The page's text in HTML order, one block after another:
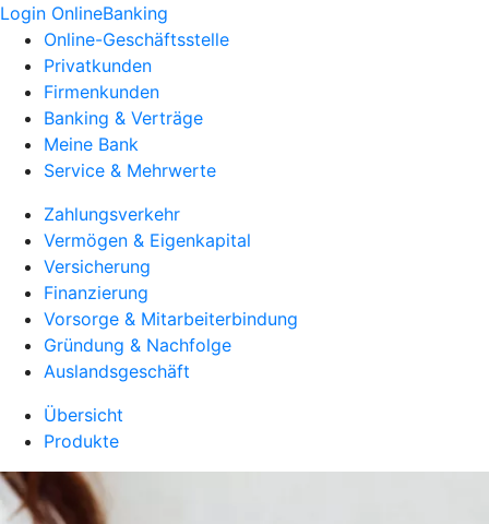
Login OnlineBanking
Online-Geschäftsstelle
Privatkunden
Firmenkunden
Banking & Verträge
Meine Bank
Service & Mehrwerte
Zahlungsverkehr
Vermögen & Eigenkapital
Versicherung
Finanzierung
Vorsorge & Mitarbeiterbindung
Gründung & Nachfolge
Auslandsgeschäft
Übersicht
Produkte